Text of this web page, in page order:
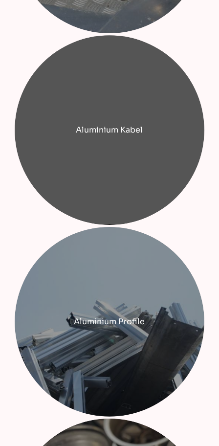
Aluminium Kabel
Aluminium Profile